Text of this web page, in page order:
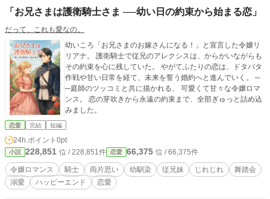
「お兄さまは護衛騎士さま ──幼い日の約束から始まる恋」
だって、これも愛なの。
幼いころ「お兄さまのお嫁さんになる！」と宣言した令嬢リ
リアナ。 護衛騎士で従兄のアレクシスは、からかいながらも
その約束を心に残していた。 やがてふたりの恋は、ドタバタ
作戦や甘い日常を経て、未来を誓う婚約へと進んでいく。 ─
─庭師のツッコミと共に描かれる、 可愛くて甘々な令嬢ロマ
ンス。 恋の芽吹きから永遠の約束まで、全部ぎゅっと詰め込
みました。
恋愛 完結 短編
24h.ポイント 0pt
小説 228,851 位 / 228,851件 恋愛 66,375 位 / 66,375件
令嬢ロマンス 騎士 両片思い 幼馴染 従兄妹 じれじれ
舞踏会
溺愛
ハッピーエンド 恋愛